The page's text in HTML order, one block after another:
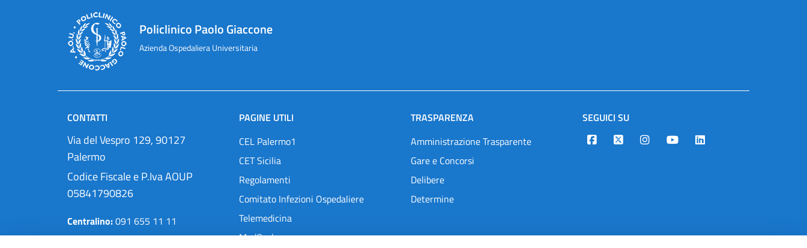
Policlinico Paolo Giaccone
Azienda Ospedaliera Universitaria
CONTATTI
Via del Vespro 129, 90127
Palermo
Codice Fiscale e P.Iva AOUP
05841790826
Centralino:091 655 11 11
Pec:protocollo@cert.policlinico.pa.it
PAGINE UTILI
CEL Palermo1
CET Sicilia
Regolamenti
Comitato Infezioni Ospedaliere
Telemedicina
MedOral
TRASPARENZA
Amministrazione Trasparente
Gare e Concorsi
Delibere
Determine
SEGUICI SU
Designers Italia
TwitterInstagramYoutubeLinkedin